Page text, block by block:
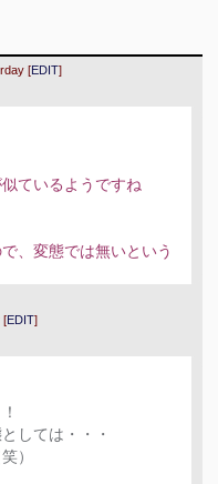
[EDIT]
ているようですね
、変態では無いという
[EDIT]
しては・・・
）